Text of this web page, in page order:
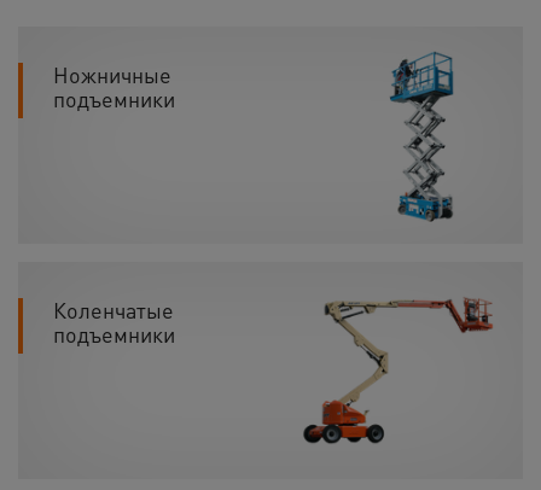
Ножничные
подъемники
Коленчатые
подъемники